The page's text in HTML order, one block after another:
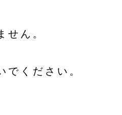
せん。
でください。